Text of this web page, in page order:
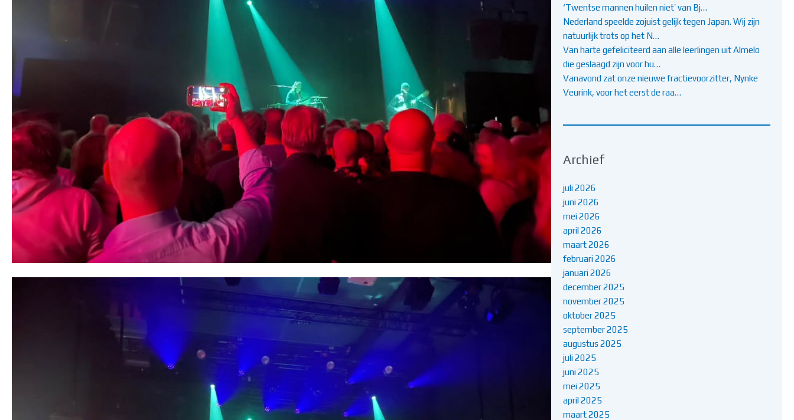
‘Twentse mannen huilen niet’ van Bj…
Nederland speelde zojuist gelijk tegen Japan. Wij zijn
natuurlijk trots op het N…
Van harte gefeliciteerd aan alle leerlingen uit Almelo
die geslaagd zijn voor hu…
Vanavond zat onze nieuwe fractievoorzitter, Nynke
Veurink, voor het eerst de raa…
Archief
juli 2026
juni 2026
mei 2026
april 2026
maart 2026
februari 2026
januari 2026
december 2025
november 2025
oktober 2025
september 2025
augustus 2025
juli 2025
juni 2025
mei 2025
april 2025
maart 2025